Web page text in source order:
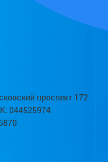
проспект 172
044525974